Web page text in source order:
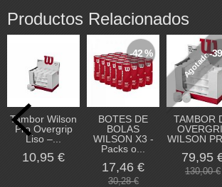
Productos Relacionados
Tambor Wilson
Pro Overgrip
Liso –...
10,95 €
-42 %
BOTES DE
BOLAS
WILSON X3 -
Packs o...
17,46 €
30,28 €
Agotado-
TAMBOR
WILSON
79,95
130,00 €